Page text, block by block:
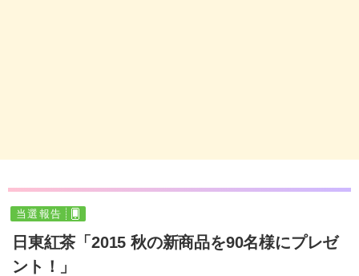
当選報告
日東紅茶「2015 秋の新商品を90名様にプレゼ
ント！」